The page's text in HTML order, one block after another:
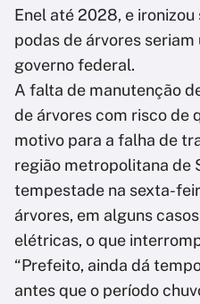
Enel até 2028, e
podas de árvores
governo federal.
A falta de manutenção
de árvores com risco de
motivo para a falha de
região metropolitana de
tempestade na sexta-
árvores, em alguns
elétricas, o que
“Prefeito, ainda dá
antes que o período